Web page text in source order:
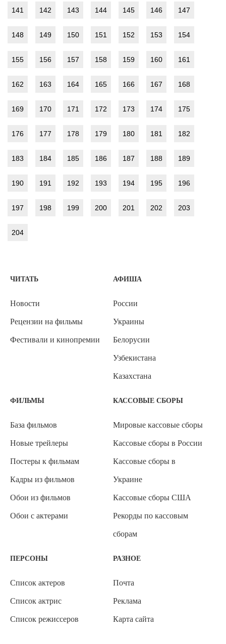
141 142 143 144 145 146 147
148 149 150 151 152 153 154
155 156 157 158 159 160 161
162 163 164 165 166 167 168
169 170 171 172 173 174 175
176 177 178 179 180 181 182
183 184 185 186 187 188 189
190 191 192 193 194 195 196
197 198 199 200 201 202 203
204
ЧИТАТЬ
Новости
Рецензии на фильмы
Фестивали и кинопремии
АФИША
России
Украины
Белорусии
Узбекистана
Казахстана
ФИЛЬМЫ
База фильмов
Новые трейлеры
Постеры к фильмам
Кадры из фильмов
Обои из фильмов
Обои с актерами
КАССОВЫЕ СБОРЫ
Мировые кассовые сборы
Кассовые сборы в России
Кассовые сборы в
Украине
Кассовые сборы США
Рекорды по кассовым
сборам
ПЕРСОНЫ
Список актеров
Список актрис
Список режиссеров
РАЗНОЕ
Почта
Реклама
Карта сайта